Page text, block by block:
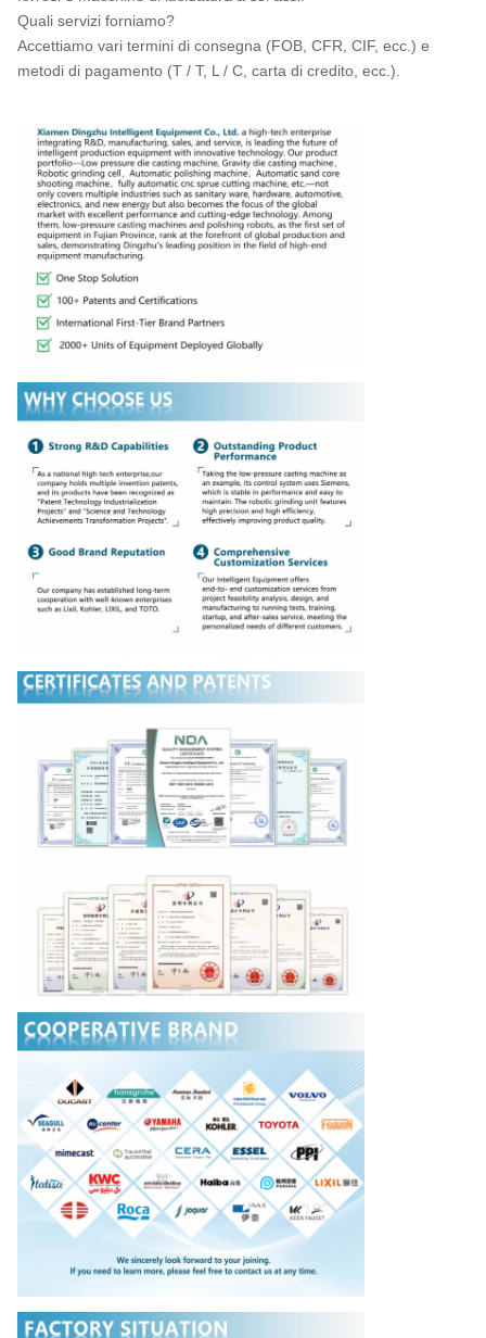
Quali servizi forniamo?
Accettiamo vari termini di consegna (FOB, CFR, CIF, ecc.) e
metodi di pagamento (T / T, L / C, carta di credito, ecc.).